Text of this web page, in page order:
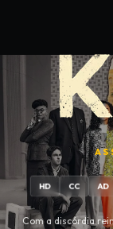
HD CC AD
Com a discórdia